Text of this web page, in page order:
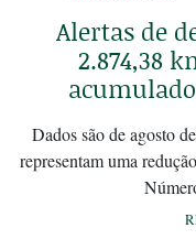
Alertas de
2.874,38
Dados são de agosto
representam uma